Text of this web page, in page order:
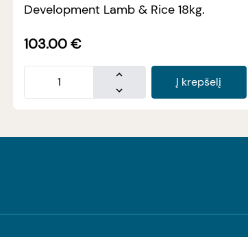
Development Lamb & Rice 18kg.
103.00 €
Į krepšelį